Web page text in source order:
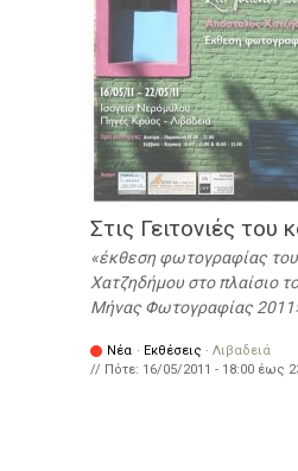
Στις Γειτονιές του
έκθεση φωτογραφίας
Χατζηδήμου στο πλαίσιο
Μήνας Φωτογραφίας 2011
Νέα · Εκθέσεις · Λιβαδειά
// Πότε: 16/05/2011 - 18:00 έως